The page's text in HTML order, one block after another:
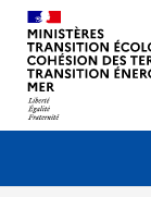
Navigation
Menu principal